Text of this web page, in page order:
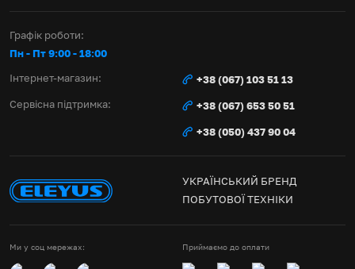
Графік роботи:
Пн - Пт 9:00 - 18:00
Інтернет-магазин:
+38 (067) 103 51 13
Сервісна підтримка:
+38 (067) 653 50 51
+38 (050) 437 90 04
УКРАЇНСЬКИЙ БРЕНД
ПОБУТОВОЇ ТЕХНІКИ
Ми у соц мережах: Приймаємо до оплати